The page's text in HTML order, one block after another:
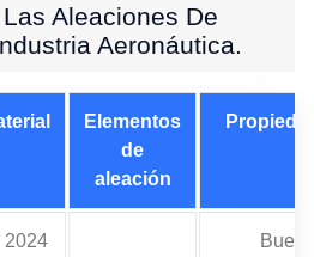
Aleaciones De
Aeronáutica.
Elementos
de
aleación
2024
Buen